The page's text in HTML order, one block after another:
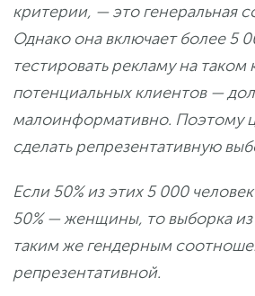
критерии, — это генеральная
Однако она включает более 5
тестировать рекламу на таком
потенциальных клиентов —
малоинформативно. Поэтому
сделать репрезентативную
Если 50% из этих 5 000
50% — женщины, то выборка из
таким же гендерным
репрезентативной.